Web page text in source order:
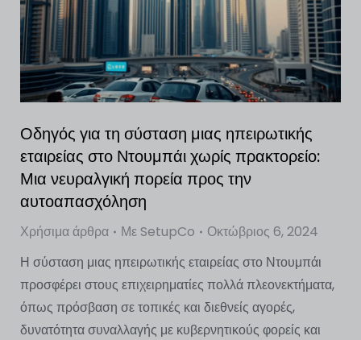
Οδηγός για τη σύσταση μιας ηπειρωτικής
εταιρείας στο Ντουμπάι χωρίς πρακτορείο:
Μια νευραλγική πορεία προς την
αυτοαπασχόληση
Χρήσιμα άρθρα Με SetupCo
Οκτώβριος 6, 2024
Η σύσταση μιας ηπειρωτικής εταιρείας στο Ντουμπάι
προσφέρει στους επιχειρηματίες πολλά πλεονεκτήματα,
όπως πρόσβαση σε τοπικές και διεθνείς αγορές,
δυνατότητα συναλλαγής με κυβερνητικούς φορείς και